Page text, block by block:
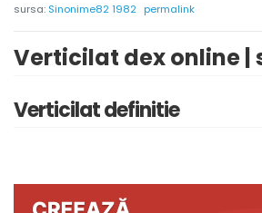
sursa: Sinonime82 1982 permalink
Verticilat dex online |
Verticilat definitie